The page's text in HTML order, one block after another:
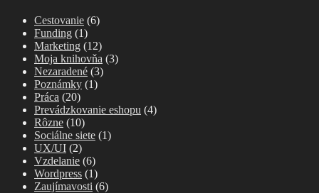
Cestovanie (6)
Funding (1)
Marketing (12)
Moja knihovňa (3)
Nezaradené (3)
Poznámky (1)
Práca (20)
Prevádzkovanie eshopu (4)
Rôzne (10)
Sociálne siete (1)
UX/UI (2)
Vzdelanie (6)
Wordpress (1)
Zaujímavosti (6)